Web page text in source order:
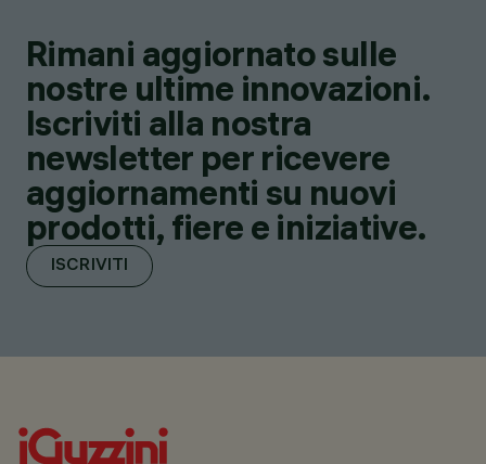
Rimani aggiornato sulle
nostre ultime innovazioni.
Iscriviti alla nostra
newsletter per ricevere
aggiornamenti su nuovi
prodotti, fiere e iniziative.
ISCRIVITI